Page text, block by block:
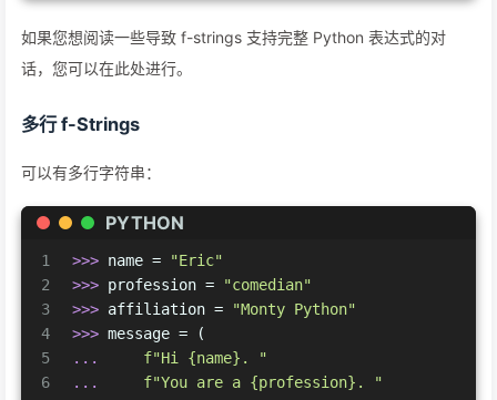
如果您想阅读一些导致 f-strings 支持完整 Python 表达式的对
话，您可以在此处进行。
多行 f-Strings
可以有多行字符串：
PYTHON
1
2
3
4
5
6
>>> name =
"Eric"
>>> profession =
"comedian"
>>> affiliation =
"Monty Python"
>>> message = (
...
f"Hi {name} . "
...
f"You are a {profession} . "